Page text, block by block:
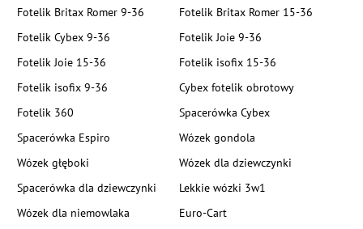
Fotelik Britax Romer 9-36
Fotelik Britax Romer 15-36
Fotelik Cybex 9-36
Fotelik Joie 9-36
Fotelik Joie 15-36
Fotelik isofix 15-36
Fotelik isofix 9-36
Cybex fotelik obrotowy
Fotelik 360
Spacerówka Cybex
Spacerówka Espiro
Wózek gondola
Wózek głęboki
Wózek dla dziewczynki
Spacerówka dla dziewczynki
Lekkie wózki 3w1
Wózek dla niemowlaka
Euro-Cart